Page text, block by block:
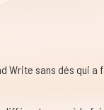
Write sans dés qui a